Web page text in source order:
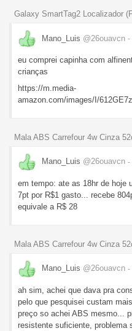
Galaxy SmartTag2 Localizador
Mano_Luis @26ouavcn -
eu comprei capinha com
crianças
https://m.media-
amazon.com/images/I/
Mala ABS Carrefour 4w Cinza
Mano_Luis @26ouavcn -
em tempo: ate as 18hr de hoje
7pt por R$1 gasto... recebe
equivale a R$ 28
Mala ABS Carrefour 4w Cinza
Mano_Luis @26ouavcn -
ah sim, achei que dava pra
pelo que pesquisei custam
preço so achei ABS mesmo...
resistente suficiente, problema